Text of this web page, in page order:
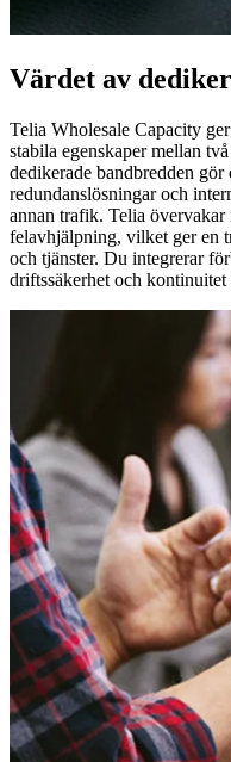
Värdet av
Telia Wholesale Capacity
stabila egenskaper mellan
dedikerade bandbredden
redundanslösningar och
annan trafik. Telia
felavhjälpning, vilket ger en
och tjänster. Du integrerar
driftssäkerhet och